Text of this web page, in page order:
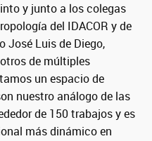
y junto a los colegas
del IDACOR y de
José Luis de Diego,
de múltiples
un espacio de
nuestro análogo de las
de 150 trabajos y es
más dinámico en